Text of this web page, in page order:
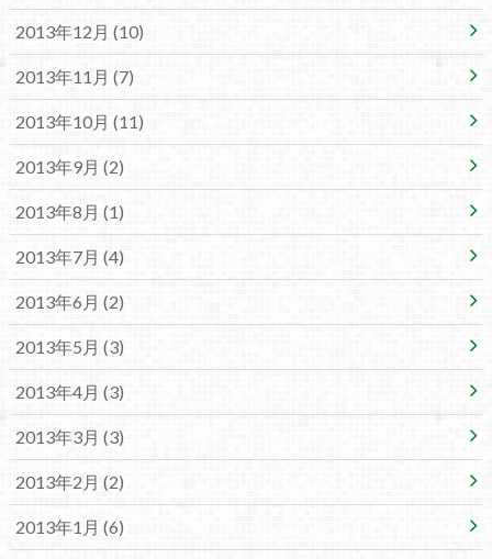
2013年12月 (10)
2013年11月 (7)
2013年10月 (11)
2013年9月 (2)
2013年8月 (1)
2013年7月 (4)
2013年6月 (2)
2013年5月 (3)
2013年4月 (3)
2013年3月 (3)
2013年2月 (2)
2013年1月 (6)